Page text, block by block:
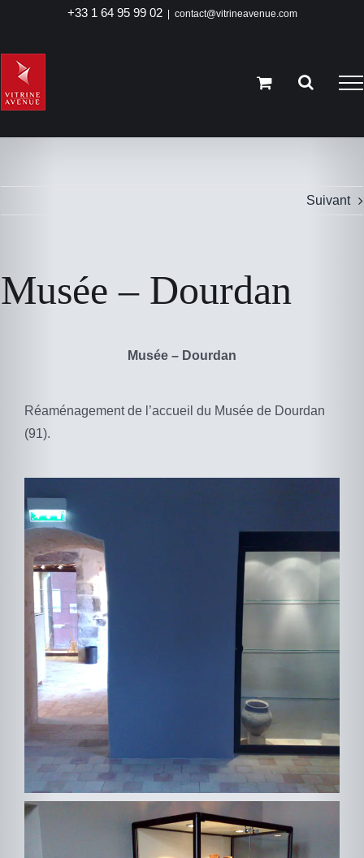
contenu
+33 1 64 95 99 02 contact@vitrineavenue.com
Suivant
Musée – Dourdan
Musée – Dourdan
Réaménagement de l’accueil du Musée de Dourdan
(91).